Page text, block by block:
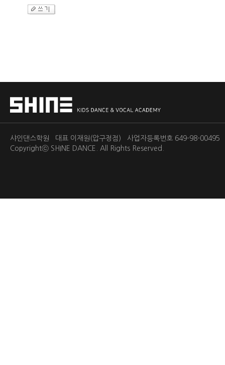
샤인댄스학원 대표 이재원(압구정점) 사업자등록번호 649-98-
Copyrightⓒ SHINE DANCE. All Rights Reserved.